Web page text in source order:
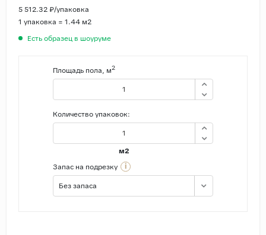
5 512.32 ₽/упаковка
1 упаковка = 1.44 м2
Есть образец в шоуруме
Площадь пола, м2
Количество упаковок:
м2
Запас на подрезку
i
Без запаса